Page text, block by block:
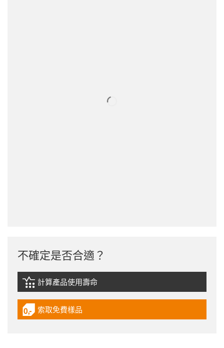
不確定是否合適？
igus-icon-lebensdauerrechner
計算產品使用壽命
igus-icon-gratismuster
索取免費樣品